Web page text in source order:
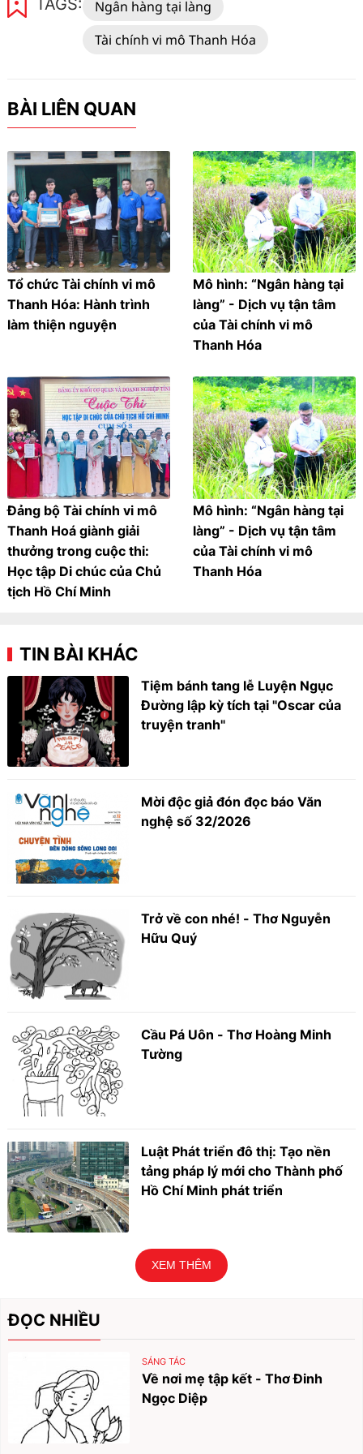
TAGS:
Ngân hàng tại làng
Tài chính vi mô Thanh Hóa
BÀI LIÊN QUAN
Tổ chức Tài chính vi mô
Thanh Hóa: Hành trình
làm thiện nguyện
Mô hình: “Ngân hàng tại
làng” - Dịch vụ tận tâm
của Tài chính vi mô
Thanh Hóa
Đảng bộ Tài chính vi mô
Thanh Hoá giành giải
thưởng trong cuộc thi:
Học tập Di chúc của Chủ
tịch Hồ Chí Minh
Mô hình: “Ngân hàng tại
làng” - Dịch vụ tận tâm
của Tài chính vi mô
Thanh Hóa
TIN BÀI KHÁC
Tiệm bánh tang lễ Luyện Ngục
Đường lập kỳ tích tại "Oscar của
truyện tranh"
Mời độc giả đón đọc báo Văn
nghệ số 32/2026
Trở về con nhé! - Thơ Nguyễn
Hữu Quý
Cầu Pá Uôn - Thơ Hoàng Minh
Tường
Luật Phát triển đô thị: Tạo nền
tảng pháp lý mới cho Thành phố
Hồ Chí Minh phát triển
XEM THÊM
ĐỌC NHIỀU
SÁNG TÁC
Về nơi mẹ tập kết - Thơ Đinh
Ngọc Diệp